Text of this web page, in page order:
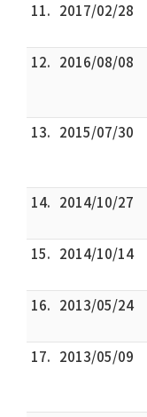
11. 2017/02/28
12. 2016/08/08
13. 2015/07/30
14. 2014/10/27
15. 2014/10/14
16. 2013/05/24
17. 2013/05/09